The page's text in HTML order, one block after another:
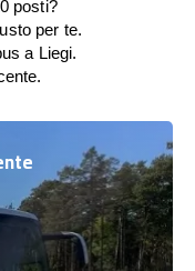
posti?
per te.
a Liegi.